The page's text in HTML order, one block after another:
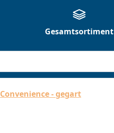
Gesamtsortiment
Convenience - gegart